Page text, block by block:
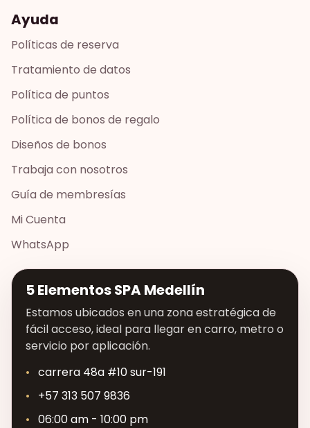
Ayuda
Políticas de reserva
Tratamiento de datos
Política de puntos
Política de bonos de regalo
Diseños de bonos
Trabaja con nosotros
Guía de membresías
Mi Cuenta
WhatsApp
5 Elementos SPA Medellín
Estamos ubicados en una zona estratégica de
fácil acceso, ideal para llegar en carro, metro o
servicio por aplicación.
carrera 48a #10 sur-191
+57 313 507 9836
06:00 am - 10:00 pm